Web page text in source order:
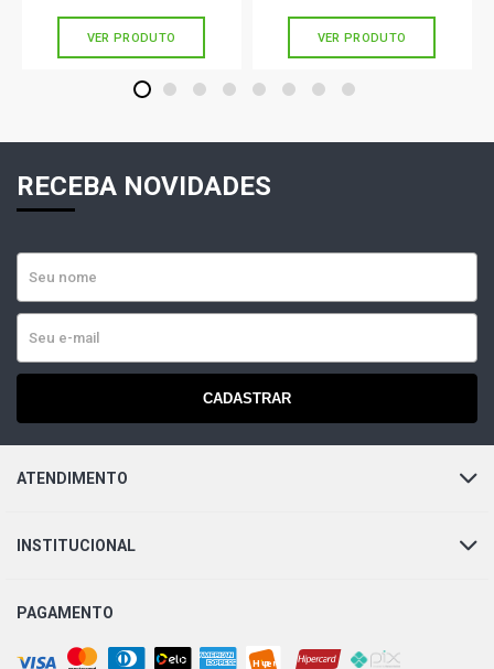
VER PRODUTO VER PRODUTO
1 2 3 4 5 6 7 8
RECEBA NOVIDADES
CADASTRAR
ATENDIMENTO
INSTITUCIONAL
PAGAMENTO